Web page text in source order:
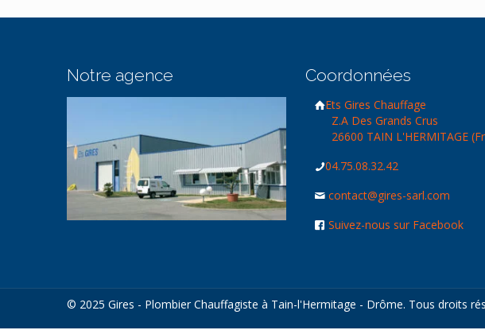
Notre agence Coordonnées
Ets Gires Chauffage
Z.A Des Grands Crus
26600 TAIN L'HERMITAGE
04.75.08.32.42
contact@gires-sarl.com
Suivez-nous sur Facebook
© 2025 Gires - Plombier Chauffagiste à Tain-l'Hermitage - Drôme. Tous droits